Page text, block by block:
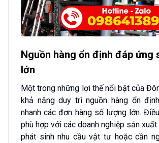
Nguồn hàng ổn định đáp ứng
lớn
Một trong những lợi thế nổi bật của
khả năng duy trì nguồn hàng ổn
nhanh các đơn hàng số lượng lớn.
phù hợp với các doanh nghiệp sản
phát sinh nhu cầu vật tư hoặc cần